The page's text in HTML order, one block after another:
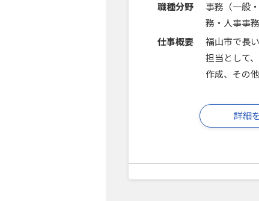
職種分野
事務（一般
務・人事事
仕事概要
福山市で長
担当として
作成、その
詳細